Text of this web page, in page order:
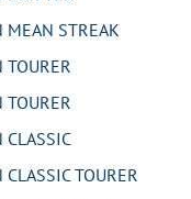
STREAK
TOURER